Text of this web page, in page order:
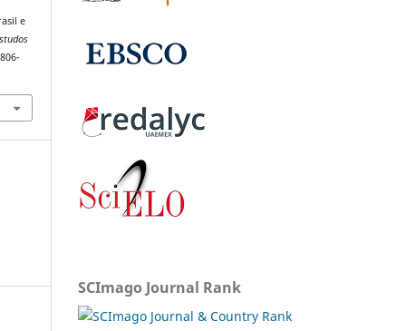
e
SCImago Journal Rank